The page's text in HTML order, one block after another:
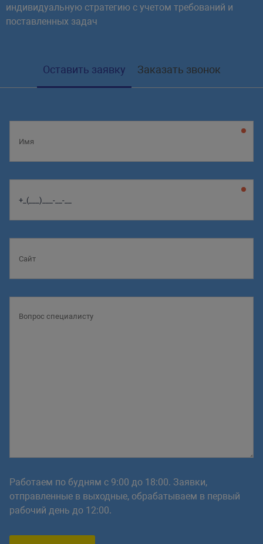
индивидуальную стратегию с учетом требований и
поставленных задач
Оставить заявку Заказать звонок
Работаем по будням с 9:00 до 18:00. Заявки,
отправленные в выходные, обрабатываем в первый
рабочий день до 12:00.